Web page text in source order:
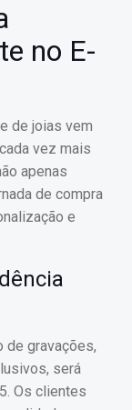
no E-
de joias vem
vez mais
apenas
de compra
e
de gravações,
será
Os clientes